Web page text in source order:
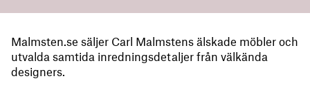
Malmsten.se säljer Carl Malmstens älskade möbler och
utvalda samtida inredningsdetaljer från välkända
designers.